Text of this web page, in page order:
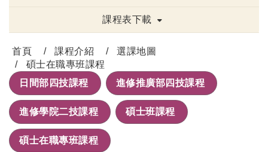
課程表下載
首頁 課程介紹
選課地圖
碩士在職專班課程
日間部四技課程
進修推廣部四技課程
進修學院二技課程 碩士班課程
碩士在職專班課程